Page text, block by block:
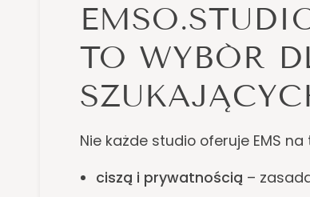
TO WYBÓR
Nie każde studio oferuje EMS na
ciszą i prywatnością –